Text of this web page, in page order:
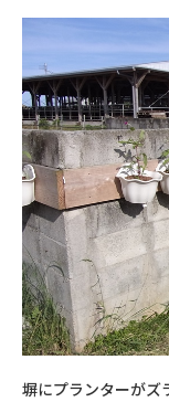
塀にプランターがズ